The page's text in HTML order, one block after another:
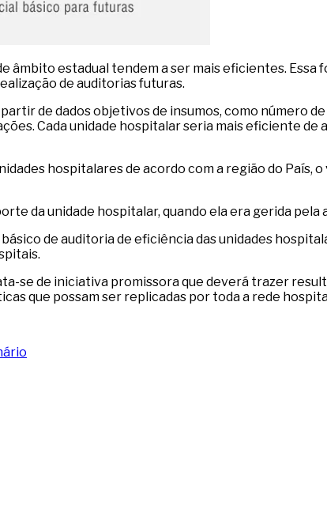
âmbito estadual tendem a ser mais eficientes.
de auditorias futuras.
de dados objetivos de insumos, como número
Cada unidade hospitalar seria mais eficiente
hospitalares de acordo com a região do País,
da unidade hospitalar, quando ela era gerida
de auditoria de eficiência das unidades
se de iniciativa promissora que deverá trazer
que possam ser replicadas por toda a rede